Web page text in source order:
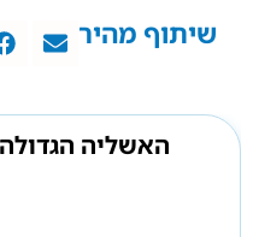
שיתוף מהיר
האשליה